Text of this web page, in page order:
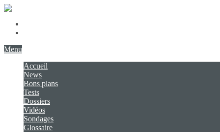
Menu
Accueil
News
Bons plans
Tests
Dossiers
Vidéos
Sondages
Glossaire